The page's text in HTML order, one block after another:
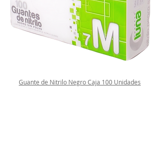
Guante de Nitrilo Negro Caja 100 Unidades